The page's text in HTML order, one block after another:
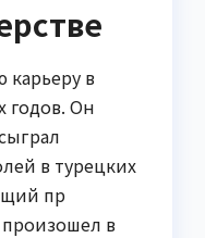
карьеру в
годов. Он
в турецких
пр
произошел в